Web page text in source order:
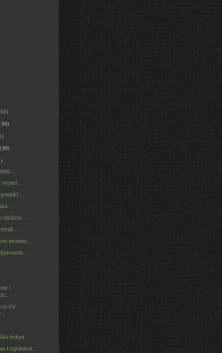
(30)
regnet...
näckros...
molnen...
i
in för
boken...
i rapshavet...